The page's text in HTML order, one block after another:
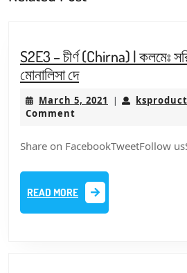
S2E3 – চীর্ণ (Chirna) | কলমেঃ
মোনালিসা দেS2E3
চীর্ণ
|
সরিৎ
চ্যাটার্জী
|
March 5, 2021 March
|
Comment
Share on FacebookTweetFollow
READ MORE
READ
MORE